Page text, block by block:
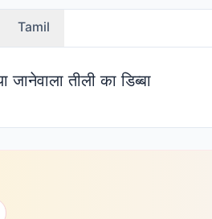
Tamil
तीली का डिब्बा